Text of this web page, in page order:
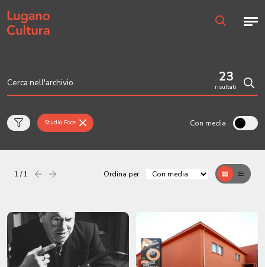
Home page
23
risultati
Studio Foce Con media
1 / 1 Precedentesuccessiva Ordina per GrigliaTable